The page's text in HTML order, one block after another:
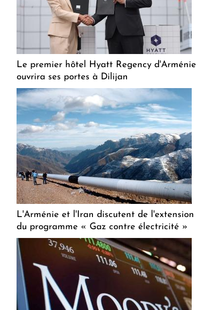
Le premier hôtel Hyatt Regency d'Arménie
ouvrira ses portes à Dilijan
L'Arménie et l'Iran discutent de l'extension
du programme « Gaz contre électricité »